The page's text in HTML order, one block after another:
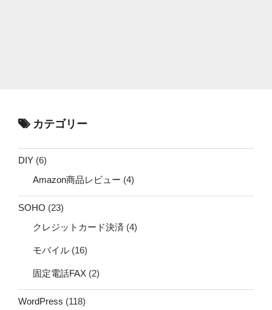
カテゴリー
DIY (6)
Amazon商品レビュー (4)
SOHO (23)
クレジットカード決済 (4)
モバイル (16)
固定電話FAX (2)
WordPress (118)